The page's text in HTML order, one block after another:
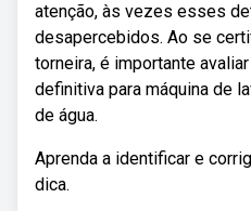
atenção, às vezes esses
desapercebidos. Ao se
torneira, é importante
definitiva para máquina de
de água.
Aprenda a identificar e
dica.